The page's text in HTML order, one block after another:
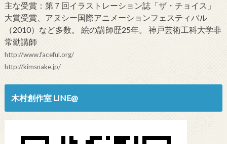
主な受賞：第７回イラストレーション誌「ザ・チョイス」
大賞受賞、アヌシー国際アニメーションフェスティバル
（2010）など多数。 絵の講師歴25年。 神戸芸術工科大学非
常勤講師
http://www.faceful.org/
http://kimsnake.jp/
木村創作室 LINE@